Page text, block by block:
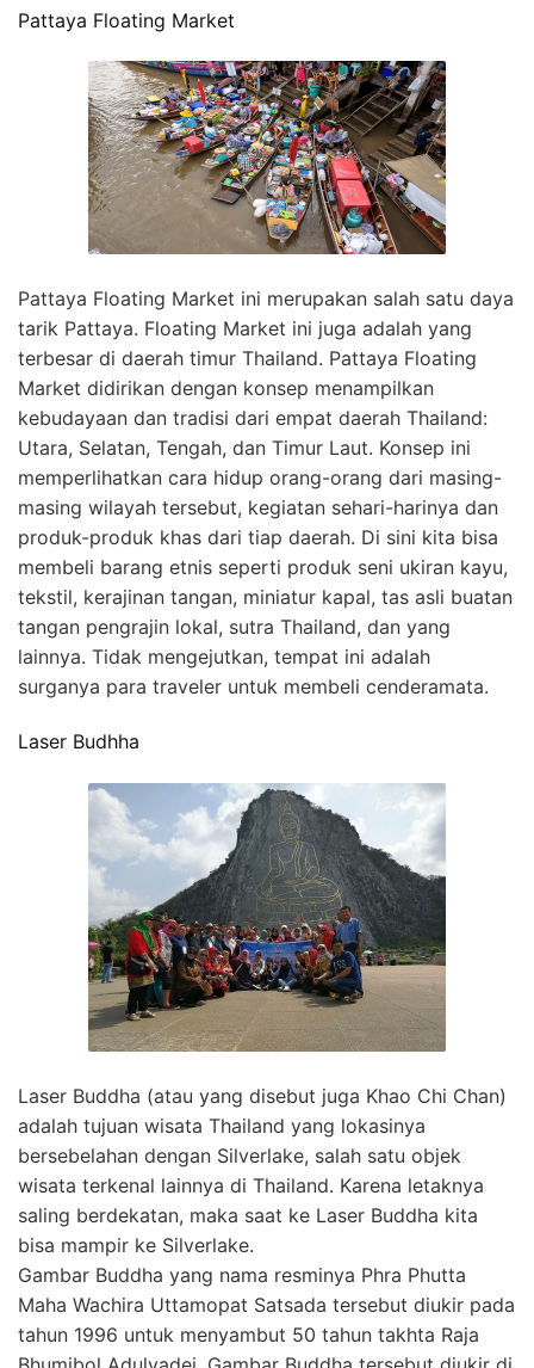
Pattaya Floating Market
Pattaya Floating Market ini merupakan salah satu daya
tarik Pattaya. Floating Market ini juga adalah yang
terbesar di daerah timur Thailand. Pattaya Floating
Market didirikan dengan konsep menampilkan
kebudayaan dan tradisi dari empat daerah Thailand:
Utara, Selatan, Tengah, dan Timur Laut. Konsep ini
memperlihatkan cara hidup orang-orang dari masing-
masing wilayah tersebut, kegiatan sehari-harinya dan
produk-produk khas dari tiap daerah. Di sini kita bisa
membeli barang etnis seperti produk seni ukiran kayu,
tekstil, kerajinan tangan, miniatur kapal, tas asli buatan
tangan pengrajin lokal, sutra Thailand, dan yang
lainnya. Tidak mengejutkan, tempat ini adalah
surganya para traveler untuk membeli cenderamata.
Laser Budhha
Laser Buddha (atau yang disebut juga Khao Chi Chan)
adalah tujuan wisata Thailand yang lokasinya
bersebelahan dengan Silverlake, salah satu objek
wisata terkenal lainnya di Thailand. Karena letaknya
saling berdekatan, maka saat ke Laser Buddha kita
bisa mampir ke Silverlake.
Gambar Buddha yang nama resminya Phra Phutta
Maha Wachira Uttamopat Satsada tersebut diukir pada
tahun 1996 untuk menyambut 50 tahun takhta Raja